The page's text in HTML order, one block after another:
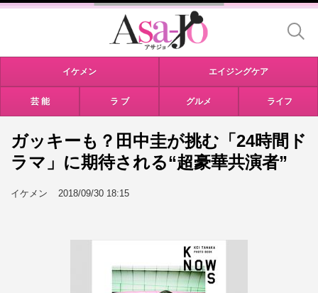
イケメン エイジングケア
芸 能 ラ ブ グルメ ライフ
ガッキーも？田中圭が挑む「24時間ド
ラマ」に期待される“超豪華共演者”
イケメン 2018/09/30 18:15